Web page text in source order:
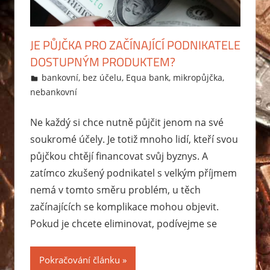
JE PŮJČKA PRO ZAČÍNAJÍCÍ PODNIKATELE
DOSTUPNÝM PRODUKTEM?
21.5.2015
Markéta Svobodová
bankovní, bez účelu, Equa bank, mikropůjčka,
nebankovní
Ne každý si chce nutně půjčit jenom na své
soukromé účely. Je totiž mnoho lidí, kteří svou
půjčkou chtějí financovat svůj byznys. A
zatímco zkušený podnikatel s velkým příjmem
nemá v tomto směru problém, u těch
začínajících se komplikace mohou objevit.
Pokud je chcete eliminovat, podívejme se
Pokračování článku